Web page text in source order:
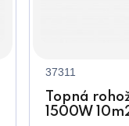
37311
Topná
1500W